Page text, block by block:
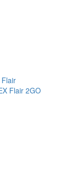
Flair
Flair 2GO